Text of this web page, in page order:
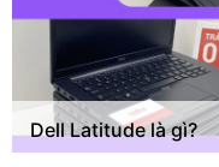
Dell Latitude là gì?